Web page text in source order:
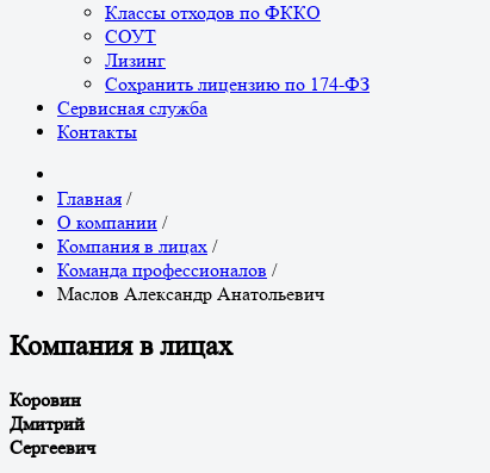
Классы отходов по ФККО
СОУТ
Лизинг
Сохранить лицензию по 174-ФЗ
Сервисная служба
Контакты
Главная /
О компании /
Компания в лицах /
Команда профессионалов /
Маслов Александр Анатольевич
Компания в лицах
Коровин
Дмитрий
Сергеевич